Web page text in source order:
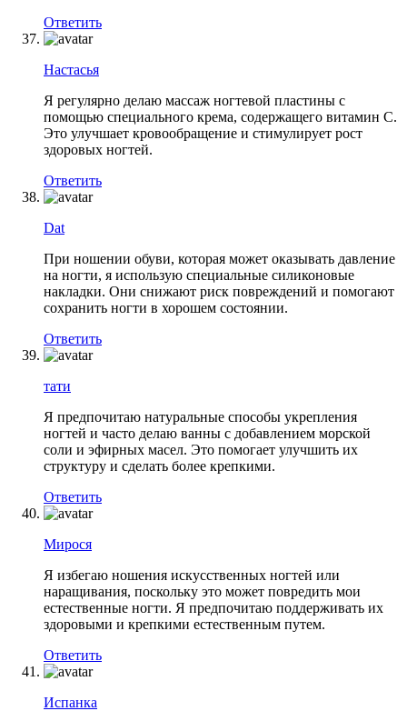
Ответить
Настасья
Я регулярно делаю массаж ногтевой пластины с
помощью специального крема, содержащего витамин С.
Это улучшает кровообращение и стимулирует рост
здоровых ногтей.
Ответить
Dat
При ношении обуви, которая может оказывать давление
на ногти, я использую специальные силиконовые
накладки. Они снижают риск повреждений и помогают
сохранить ногти в хорошем состоянии.
Ответить
тати
Я предпочитаю натуральные способы укрепления
ногтей и часто делаю ванны с добавлением морской
соли и эфирных масел. Это помогает улучшить их
структуру и сделать более крепкими.
Ответить
Мирося
Я избегаю ношения искусственных ногтей или
наращивания, поскольку это может повредить мои
естественные ногти. Я предпочитаю поддерживать их
здоровыми и крепкими естественным путем.
Ответить
Испанка